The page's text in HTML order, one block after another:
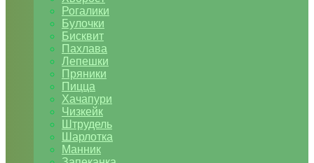
Рогалики
Булочки
Бисквит
Пахлава
Лепешки
Пряники
Пицца
Хачапури
Чизкейк
Штрудель
Шарлотка
Манник